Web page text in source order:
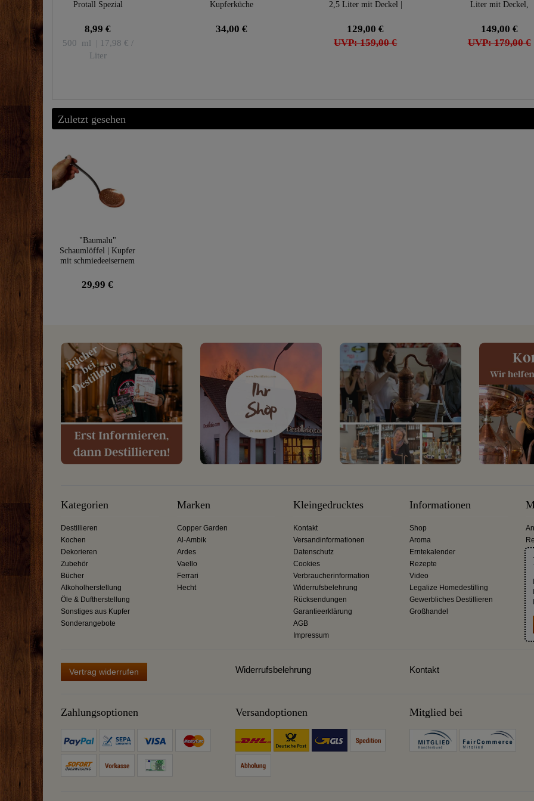
Protall Spezial
8,99 €
500 ml
| 17,98 € /
Liter
Kupferküche
34,00 €
2,5 Liter mit Deckel |
UVP: 159,00 €
129,00 €
Liter mit Deckel,
UVP: 179,00 €
149,00 €
Zuletzt gesehen
"Baumalu"
Schaumlöffel | Kupfer
mit schmiedeeisernem
29,99 €
Kategorien
Destillieren
Kochen
Dekorieren
Zubehör
Bücher
Alkoholherstellung
Öle & Duftherstellung
Sonstiges aus Kupfer
Sonderangebote
Marken
Copper Garden
Al-Ambik
Ardes
Vaello
Ferrari
Hecht
Kleingedrucktes
Kontakt
Versandinformationen
Datenschutz
Cookies
Verbraucherinformation
Widerrufsbelehrung
Rücksendungen
Garantieerklärung
AGB
Impressum
Informationen
Shop
Aroma
Erntekalender
Rezepte
Video
Legalize Homedestilling
Gewerbliches Destillieren
Großhandel
Vertrag widerrufen Widerrufsbelehrung Kontakt
Zahlungsoptionen Versandoptionen Mitglied bei